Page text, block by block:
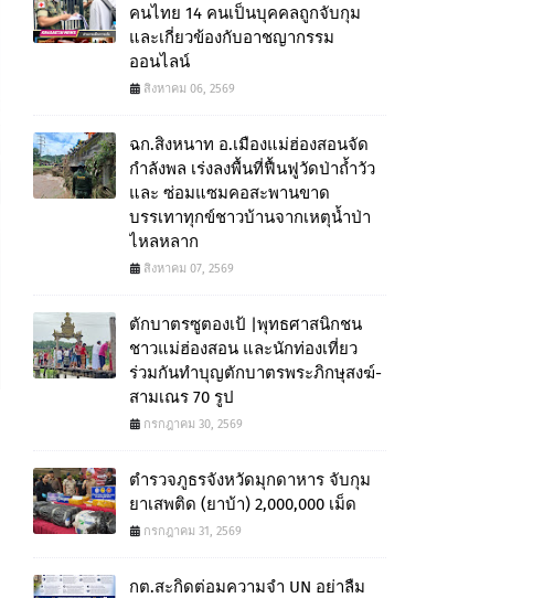
คนไทย 14 คนเป็นบุคคลถูกจับกุม
และเกี่ยวข้องกับอาชญากรรม
ออนไลน์
สิงหาคม 06, 2569
ฉก.สิงหนาท อ.เมืองแม่ฮ่องสอนจัด
กำลังพล เร่งลงพื้นที่ฟื้นฟูวัดป่าถ้ำวัว
และ ซ่อมแซมคอสะพานขาด
บรรเทาทุกข์ชาวบ้านจากเหตุน้ำป่า
ไหลหลาก
สิงหาคม 07, 2569
ตักบาตรซูตองเป้ |พุทธศาสนิกชน
ชาวแม่ฮ่องสอน และนักท่องเที่ยว
ร่วมกันทำบุญตักบาตรพระภิกษุสงฆ์-
สามเณร 70 รูป
กรกฎาคม 30, 2569
ตำรวจภูธรจังหวัดมุกดาหาร จับกุม
ยาเสพติด (ยาบ้า) 2,000,000 เม็ด
กรกฎาคม 31, 2569
กต.สะกิดต่อมความจำ UN อย่าลืม